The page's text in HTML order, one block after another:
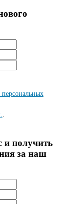
и полyчить
за наш